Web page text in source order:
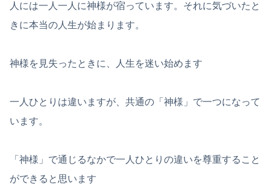
人には一人一人に神様が宿っています。それに気づいたと
きに本当の人生が始まります。
神様を見失ったときに、人生を迷い始めます
一人ひとりは違いますが、共通の「神様」で一つになって
います。
「神様」で通じるなかで一人ひとりの違いを尊重すること
ができると思います